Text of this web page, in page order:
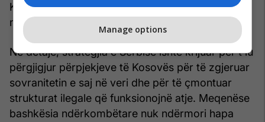
KFOR-it – për të imponuar ndarjen e Veriut, të
ngjashme me zhvillimet e vitit 1999.
Në detaje, strategjia e Serbisë ishte krijuar për t'iu
përgjigjur përpjekjeve të Kosovës për të zgjeruar
sovranitetin e saj në veri dhe për të çmontuar
strukturat ilegale që funksionojnë atje. Meqenëse
bashkësia ndërkombëtare nuk ndërmori hapa
Manage options